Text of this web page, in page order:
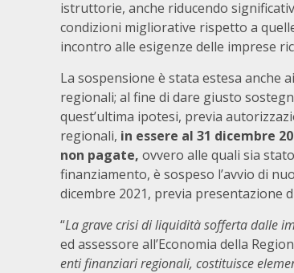
istruttorie, anche riducendo
condizioni migliorative rispetto a
incontro alle esigenze delle imprese
La sospensione è stata estesa anche
regionali; al fine di dare giusto
quest’ultima ipotesi, previa
regionali, in essere al 31 dicembre
non pagate, ovvero alle quali sia
finanziamento, è sospeso l’avvio di
dicembre 2021, previa presentazione
“Lagrave crisi di liquidità sofferta dalle
ed assessore all’Economia della
enti finanziari regionali, costituisce